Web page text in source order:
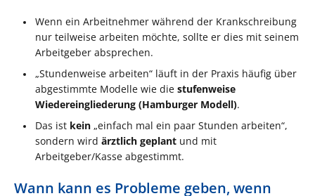
Wenn ein Arbeitnehmer während der Krankschreibung
nur teilweise arbeiten möchte, sollte er dies mit seinem
Arbeitgeber absprechen.
„Stundenweise arbeiten“ läuft in der Praxis häufig über
abgestimmte Modelle wie die stufenweise
Wiedereingliederung (Hamburger Modell).
Das ist kein „einfach mal ein paar Stunden arbeiten“,
sondern wird ärztlich geplant und mit
Arbeitgeber/Kasse abgestimmt.
Wann kann es Probleme geben, wenn